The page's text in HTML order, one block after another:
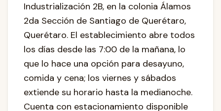
Industrialización 2B, en la colonia Álamos
2da Sección de Santiago de Querétaro,
Querétaro. El establecimiento abre todos
los días desde las 7:00 de la mañana, lo
que lo hace una opción para desayuno,
comida y cena; los viernes y sábados
extiende su horario hasta la medianoche.
Cuenta con estacionamiento disponible